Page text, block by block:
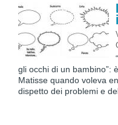
gli occhi di un bambino”:
Matisse quando voleva
dispetto dei problemi e